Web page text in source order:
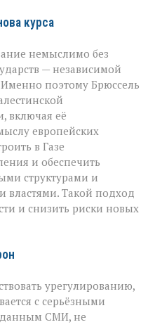
курса
немыслимо без
— независимой
поэтому Брюссель
включая её
европейских
в Газе
и обеспечить
структурами и
Такой подход
и снизить риски новых
урегулированию,
с серьёзными
данным СМИ, не